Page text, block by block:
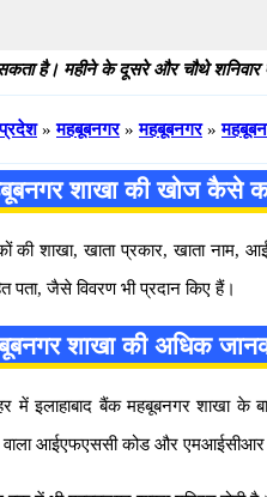
है। महीने के दूसरे और चौथे शनिवार
» महबूबनगर » महबूबनगर »
शाखा की खोज कैसे
की शाखा, खाता प्रकार, खाता
जैसे विवरण भी प्रदान किए हैं।
शाखा की अधिक
इलाहाबाद बैंक महबूबनगर शाखा के
वाला आईएफएससी कोड और एमआईसीआर